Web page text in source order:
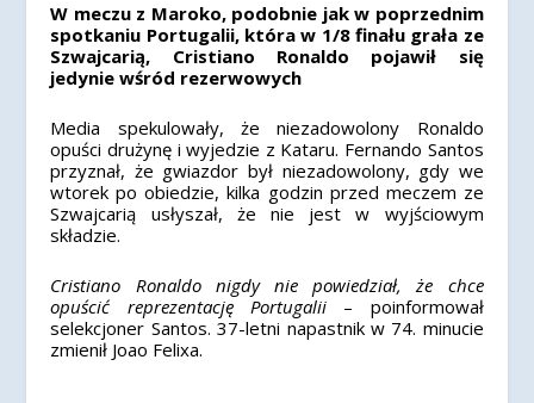
W meczu z Maroko, podobnie jak w poprzednim
spotkaniu Portugalii, która w 1/8 finału grała ze
Szwajcarią, Cristiano Ronaldo pojawił się
jedynie wśród rezerwowych
Media spekulowały, że niezadowolony Ronaldo
opuści drużynę i wyjedzie z Kataru. Fernando Santos
przyznał, że gwiazdor był niezadowolony, gdy we
wtorek po obiedzie, kilka godzin przed meczem ze
Szwajcarią usłyszał, że nie jest w wyjściowym
składzie.
Cristiano Ronaldo nigdy nie powiedział, że chce
opuścić reprezentację Portugalii – poinformował
selekcjoner Santos. 37-letni napastnik w 74. minucie
zmienił Joao Felixa.